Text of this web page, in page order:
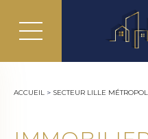
ACCUEIL > SECTEUR LILLE